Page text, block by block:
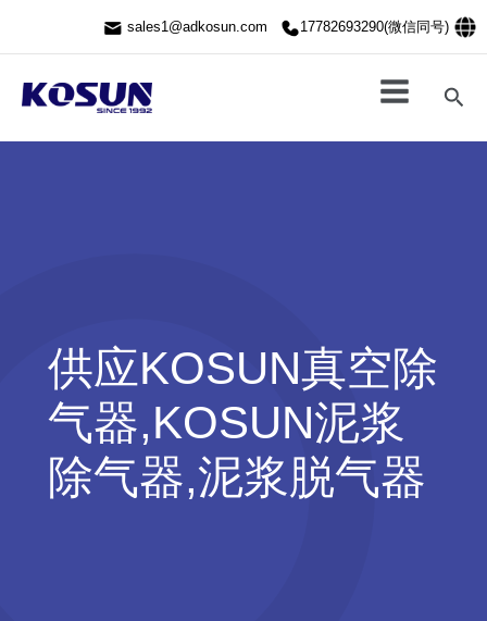
sales1@adkosun.com 17782693290(微信同号)
搜
索
供应KOSUN真空除
气器,KOSUN泥浆
除气器,泥浆脱气器